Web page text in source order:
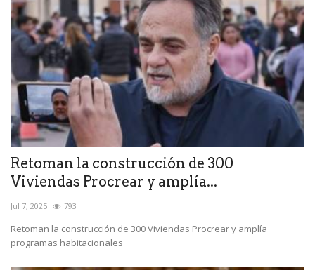
Retoman la construcción de 300
Viviendas Procrear y amplía...
Jul 7, 2025 793
Retoman la construcción de 300 Viviendas Procrear y amplía
programas habitacionales